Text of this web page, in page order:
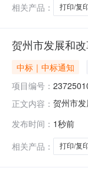
相关产品：
打印/复
贺州市发展和
中标｜中标通知
项目编号：
正文内容： 贺州市
机构管
发布时间： 1秒前
相关产品：
打印/复